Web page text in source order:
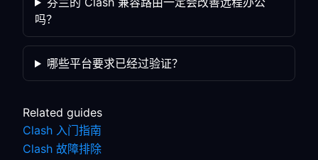
吗？
哪些平台要求已经过验证？
Related guides
Clash 入门指南
Clash 故障排除